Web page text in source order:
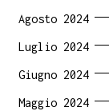
Agosto 2024
Luglio 2024
Giugno 2024
Maggio 2024